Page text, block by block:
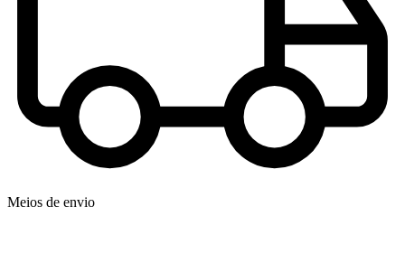
Meios de envio